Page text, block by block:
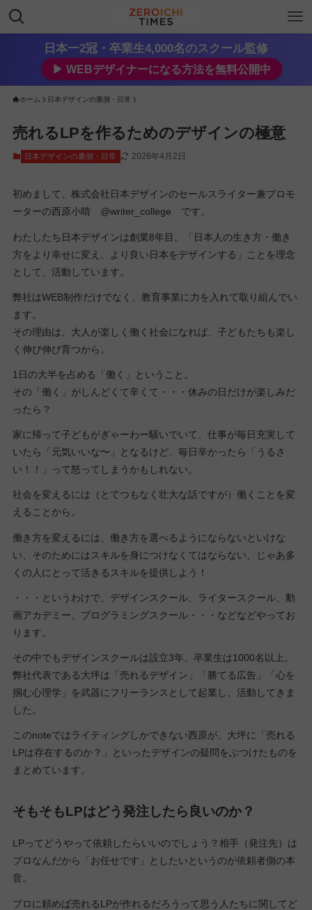
日本一2冠・卒業生4,000名のスクール監修
▶︎ WEBデザイナーになる方法を無料公開中
ホーム 日本デザインの裏側・日常
売れるLPを作るためのデザインの極意
日本デザインの裏側・日常 2026年4月2日
初めまして、株式会社日本デザインのセールスライター兼プロモ
ーターの西原小晴 @writer_college です。
わたしたち日本デザインは創業8年目。「日本人の生き方・働き
方をより幸せに変え、より良い日本をデザインする」ことを理念
として、活動しています。
弊社はWEB制作だけでなく、教育事業に力を入れて取り組んでい
ます。
その理由は、大人が楽しく働く社会になれば、子どもたちも楽し
く伸び伸び育つから。
1日の大半を占める「働く」ということ。
その「働く」がしんどくて辛くて・・・休みの日だけが楽しみだ
ったら？
家に帰って子どもがぎゃーわー騒いでいて、仕事が毎日充実して
いたら「元気いいな〜」となるけど、毎日辛かったら「うるさ
い！！」って怒ってしまうかもしれない。
社会を変えるには（とてつもなく壮大な話ですが）働くことを変
えることから。
働き方を変えるには、働き方を選べるようにならないといけな
い、そのためにはスキルを身につけなくてはならない、じゃあ多
くの人にとって活きるスキルを提供しよう！
・・・というわけで、デザインスクール、ライタースクール、動
画アカデミー、プログラミングスクール・・・などなどやってお
ります。
その中でもデザインスクールは設立3年、卒業生は1000名以上。
弊社代表である大坪は「売れるデザイン」「勝てる広告」「心を
掴む心理学」を武器にフリーランスとして起業し、活動してきま
した。
このnoteではライティングしかできない西原が、大坪に「売れる
LPは存在するのか？」といったデザインの疑問をぶつけたものを
まとめています。
そもそもLPはどう発注したら良いのか？
LPってどうやって依頼したらいいのでしょう？相手（発注先）は
プロなんだから「お任せです」としたいというのが依頼者側の本
音。
プロに頼めば売れるLPが作れるだろうって思う人たちに関してど